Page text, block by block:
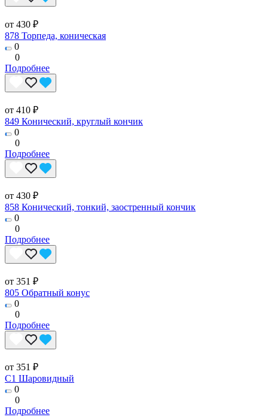
от 430 ₽
878 Торпеда, коническая
0
0
Подробнее
от 410 ₽
849 Конический, круглый кончик
0
0
Подробнее
от 430 ₽
858 Конический, тонкий, заостренный кончик
0
0
Подробнее
от 351 ₽
805 Обратный конус
0
0
Подробнее
от 351 ₽
C1 Шаровидный
0
0
Подробнее